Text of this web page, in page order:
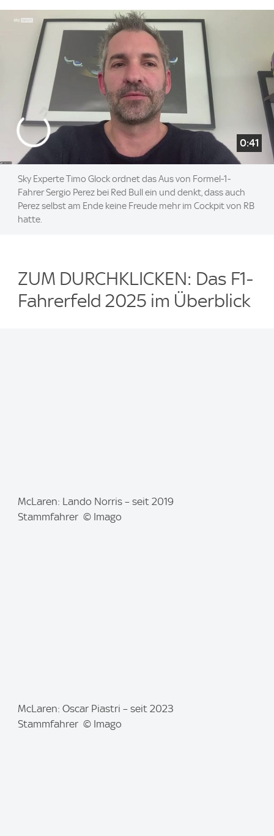
0:41
Sky Experte Timo Glock ordnet das Aus von Formel-1-
Fahrer Sergio Perez bei Red Bull ein und denkt, dass auch
Perez selbst am Ende keine Freude mehr im Cockpit von RB
hatte.
ZUM DURCHKLICKEN: Das F1-
Fahrerfeld 2025 im Überblick
m
McLaren: Lando Norris – seit 2019
Stammfahrer © Imago
m
McLaren: Oscar Piastri – seit 2023
Stammfahrer © Imago